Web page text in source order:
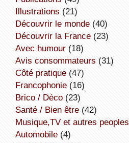
illustrations (21)
découvrir le monde(40)
découvrir la France(23)
avec humour(18)
avis consommateurs (31)
côté pratique(47)
Francophonie(16)
Brico / Déco(23)
Santé / Bien être(42)
Musique,TV et autres peoples
Automobile(4)